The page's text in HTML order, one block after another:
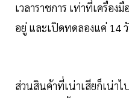
เวลาราชการ เท่าที่เครื่อง
อยู่ และเปิดทดลองแค่ 14
ส่วนสินค้าที่เน่าเสียก็เน่า